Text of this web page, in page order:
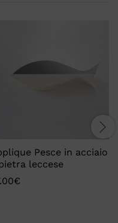
Pesce in acciaio
leccese
€